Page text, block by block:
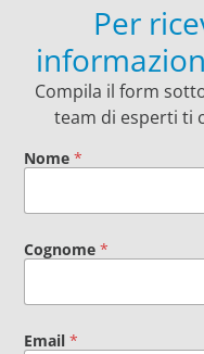
Per
Compila il form
team di esperti ti
Nome*
Cognome*
Email*